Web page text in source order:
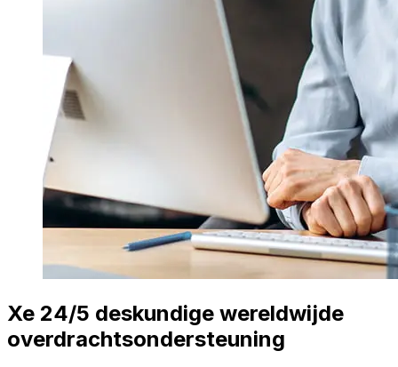
Xe 24/5 deskundige wereldwijde
overdrachtsondersteuning